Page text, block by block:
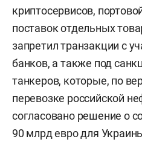
криптосервисов,
поставок отдельных
запретил транзакции с
банков, а также под
танкеров, которые, по
перевозке российской
согласовано решение о
90 млрд евро для